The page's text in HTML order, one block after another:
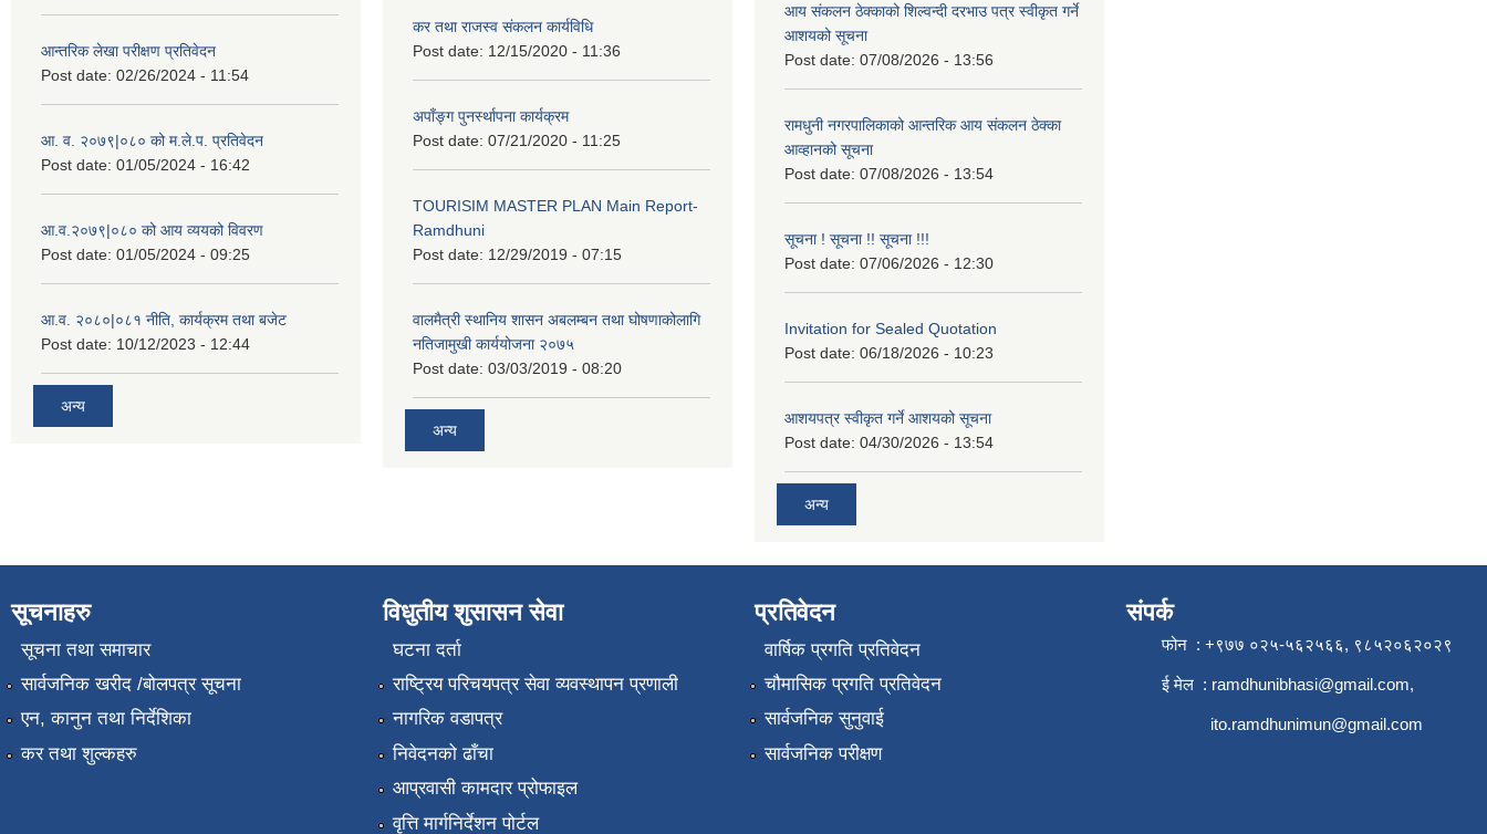
आन्तरिक लेखा परीक्षण प्रतिवेदन
Post date: 02/26/2024 - 11:54
आ. व. २०७९|०८० को म.ले.प. प्रतिवेदन
Post date: 01/05/2024 - 16:42
आ.व.२०७९|०८० को आय व्ययको विवरण
Post date: 01/05/2024 - 09:25
आ.व. २०८०|०८१ नीति, कार्यक्रम तथा बजेट
Post date: 10/12/2023 - 12:44
अन्य
कर तथा राजस्व संकलन कार्यविधि
Post date: 12/15/2020 - 11:36
अपाँङ्ग पुनर्स्थापना कार्यक्रम
Post date: 07/21/2020 - 11:25
TOURISIM MASTER PLAN Main Report-
Ramdhuni
Post date: 12/29/2019 - 07:15
वालमैत्री स्थानिय शासन अबलम्बन तथा घोषणाकोलागि
नतिजामुखी कार्ययोजना २०७५
Post date: 03/03/2019 - 08:20
अन्य
आय संकलन ठेक्काको शिल्वन्दी दरभाउ पत्र स्वीकृत गर्ने
आशयको सूचना
Post date: 07/08/2026 - 13:56
रामधुनी नगरपालिकाको आन्तरिक आय संकलन ठेक्का
आव्हानको सूचना
Post date: 07/08/2026 - 13:54
सूचना ! सूचना !! सूचना !!!
Post date: 07/06/2026 - 12:30
Invitation for Sealed Quotation
Post date: 06/18/2026 - 10:23
आशयपत्र स्वीकृत गर्ने आशयको सूचना
Post date: 04/30/2026 - 13:54
अन्य
सूचनाहरु
सूचना तथा समाचार
सार्वजनिक खरीद /बोलपत्र सूचना
एन, कानुन तथा निर्देशिका
कर तथा शुल्कहरु
विधुतीय शुसासन सेवा
घटना दर्ता
राष्ट्रिय परिचयपत्र सेवा व्यवस्थापन प्रणाली
नागरिक वडापत्र
निवेदनको ढाँचा
आप्रवासी कामदार प्रोफाइल
वृत्ति मार्गनिर्देशन पोर्टल
प्रतिवेदन
वार्षिक प्रगति प्रतिवेदन
चौमासिक प्रगति प्रतिवेदन
सार्वजनिक सुनुवाई
सार्वजनिक परीक्षण
संपर्क
फोन : +९७७ ०२५-५६२५६६, ९८५२०६२०२९
ई मेल : ramdhunibhasi@gmail.com,
ito.ramdhunimun@gmail.com